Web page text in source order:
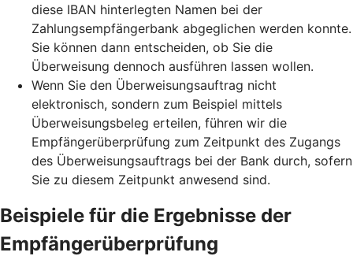
diese IBAN hinterlegten Namen bei der
Zahlungsempfängerbank abgeglichen werden konnte.
Sie können dann entscheiden, ob Sie die
Überweisung dennoch ausführen lassen wollen.
Wenn Sie den Überweisungsauftrag nicht
elektronisch, sondern zum Beispiel mittels
Überweisungsbeleg erteilen, führen wir die
Empfängerüberprüfung zum Zeitpunkt des Zugangs
des Überweisungsauftrags bei der Bank durch, sofern
Sie zu diesem Zeitpunkt anwesend sind.
Beispiele für die Ergebnisse der
Empfängerüberprüfung